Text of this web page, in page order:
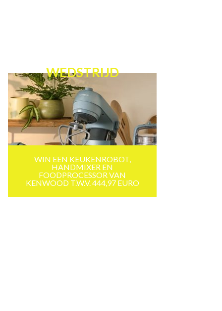
WEDSTRIJD
WIN EEN KEUKENROBOT,
HANDMIXER EN
FOODPROCESSOR VAN
KENWOOD T.W.V. 444,97 EURO